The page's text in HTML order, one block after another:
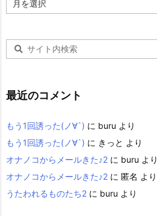
ー
最近のコメント
もう1回誘った(ノ∀`) に buru より
もう1回誘った(ノ∀`) に きっと より
オナノコからメールきた♪2 に buru より
オナノコからメールきた♪2 に 匿名 より
うたわれるものたち2 に buru より